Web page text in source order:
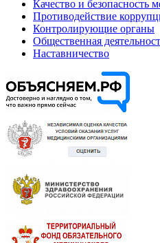
Качество и безопасность
Противодействие
Контролирующие органы
Общественная
Наставничество